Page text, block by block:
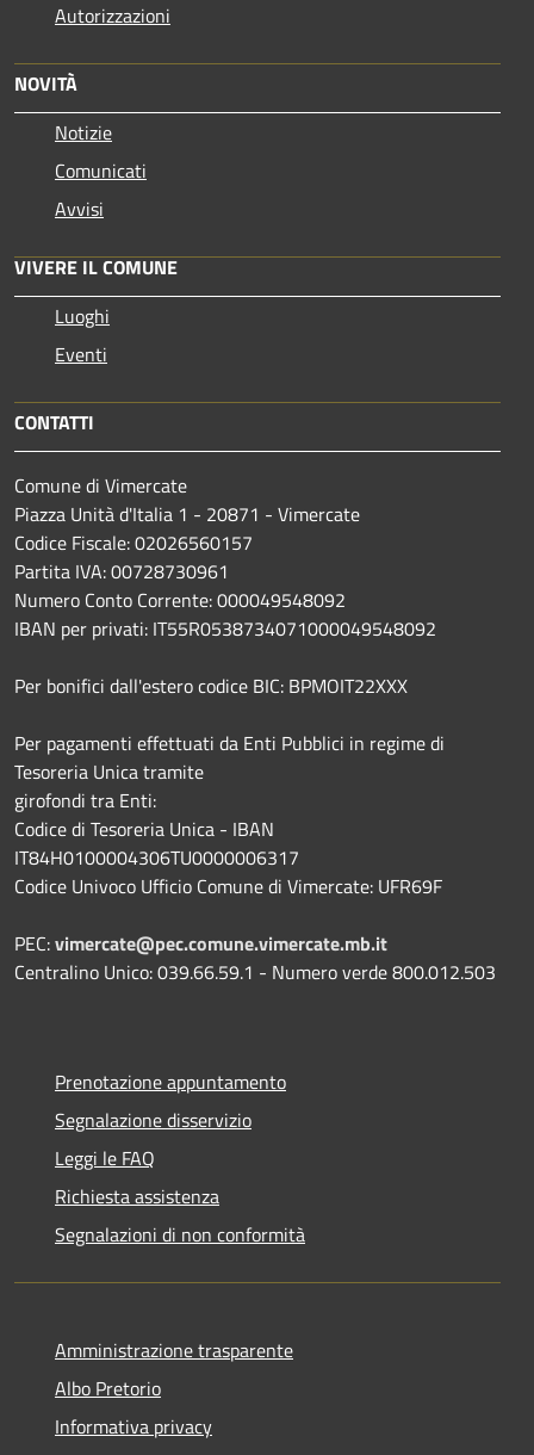
Autorizzazioni
NOVITÀ
Notizie
Comunicati
Avvisi
VIVERE IL COMUNE
Luoghi
Eventi
CONTATTI
Comune di Vimercate
Piazza Unità d'Italia 1 - 20871 - Vimercate
Codice Fiscale: 02026560157
Partita IVA: 00728730961
Numero Conto Corrente: 000049548092
IBAN per privati: IT55R0538734071000049548092
Per bonifici dall'estero codice BIC: BPMOIT22XXX
Per pagamenti effettuati da Enti Pubblici in regime di
Tesoreria Unica tramite
girofondi tra Enti:
Codice di Tesoreria Unica - IBAN
IT84H0100004306TU0000006317
Codice Univoco Ufficio Comune di Vimercate: UFR69F
PEC:vimercate@pec.comune.vimercate.mb.it
Centralino Unico: 039.66.59.1 - Numero verde 800.012.503
Prenotazione appuntamento
Segnalazione disservizio
Leggi le FAQ
Richiesta assistenza
Segnalazioni di non conformità
Amministrazione trasparente
Albo Pretorio
Informativa privacy